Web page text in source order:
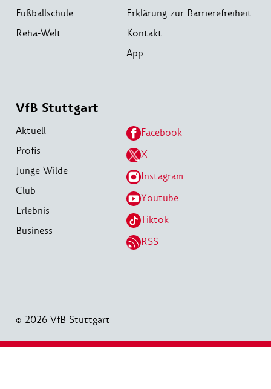
Fußballschule
Reha-Welt
Erklärung zur Barrierefreiheit
Kontakt
App
VfB Stuttgart
Aktuell
Profis
Junge Wilde
Club
Erlebnis
Business
Facebook
X
Instagram
Youtube
Tiktok
RSS
© 2026 VfB Stuttgart